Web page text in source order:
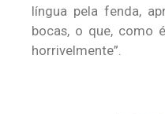
língua pela fenda,
bocas, o que, como
horrivelmente”.